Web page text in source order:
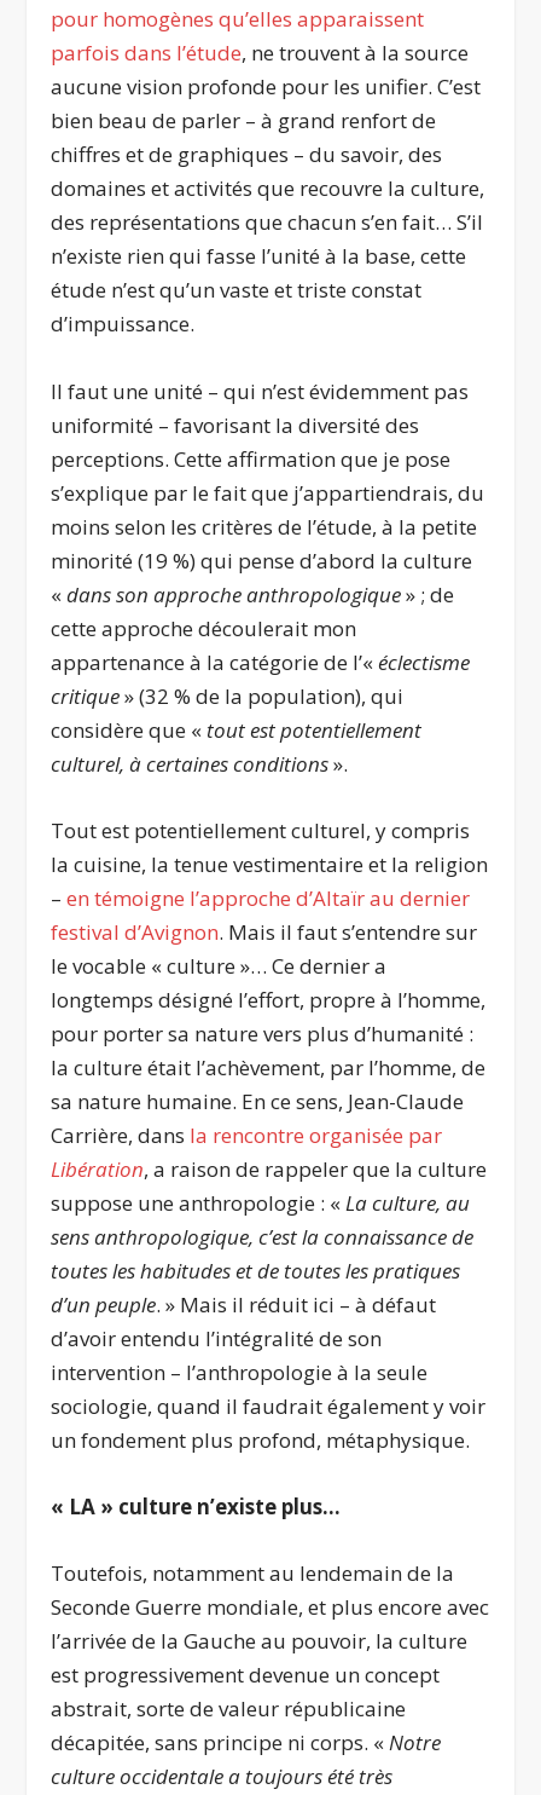
pour homogènes qu’elles apparaissent
parfois dans l’étude, ne trouvent à la source
aucune vision profonde pour les unifier. C’est
bien beau de parler – à grand renfort de
chiffres et de graphiques – du savoir, des
domaines et activités que recouvre la culture,
des représentations que chacun s’en fait… S’il
n’existe rien qui fasse l’unité à la base, cette
étude n’est qu’un vaste et triste constat
d’impuissance.
Il faut une unité – qui n’est évidemment pas
uniformité – favorisant la diversité des
perceptions. Cette affirmation que je pose
s’explique par le fait que j’appartiendrais, du
moins selon les critères de l’étude, à la petite
minorité (19 %) qui pense d’abord la culture
«dans son approche anthropologique» ; de
cette approche découlerait mon
appartenance à la catégorie de l’«éclectisme
critique» (32 % de la population), qui
considère que « tout est potentiellement
culturel, à certaines conditions».
Tout est potentiellement culturel, y compris
la cuisine, la tenue vestimentaire et la religion
–en témoigne l’approche d’Altaïr au dernier
festival d’Avignon. Mais il faut s’entendre sur
le vocable « culture »… Ce dernier a
longtemps désigné l’effort, propre à l’homme,
pour porter sa nature vers plus d’humanité :
la culture était l’achèvement, par l’homme, de
sa nature humaine. En ce sens, Jean-Claude
Carrière, dans la rencontre organisée par
Libération, a raison de rappeler que la culture
suppose une anthropologie : «La culture, au
sens anthropologique, c’est la connaissance de
toutes les habitudes et de toutes les pratiques
d’un peuple. » Mais il réduit ici – à défaut
d’avoir entendu l’intégralité de son
intervention – l’anthropologie à la seule
sociologie, quand il faudrait également y voir
un fondement plus profond, métaphysique.
« LA » culture n’existe plus…
Toutefois, notamment au lendemain de la
Seconde Guerre mondiale, et plus encore avec
l’arrivée de la Gauche au pouvoir, la culture
est progressivement devenue un concept
abstrait, sorte de valeur républicaine
décapitée, sans principe ni corps. «Notre
culture occidentale a toujours été très